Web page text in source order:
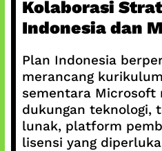
Kolaborasi
Indonesia dan
Plan Indonesia
merancang
sementara Microsoft
dukungan teknologi,
lunak, platform
lisensi yang